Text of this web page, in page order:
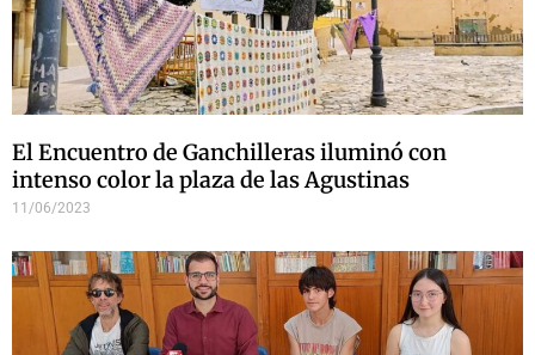
El Encuentro de Ganchilleras iluminó con
intenso color la plaza de las Agustinas
11/06/2023